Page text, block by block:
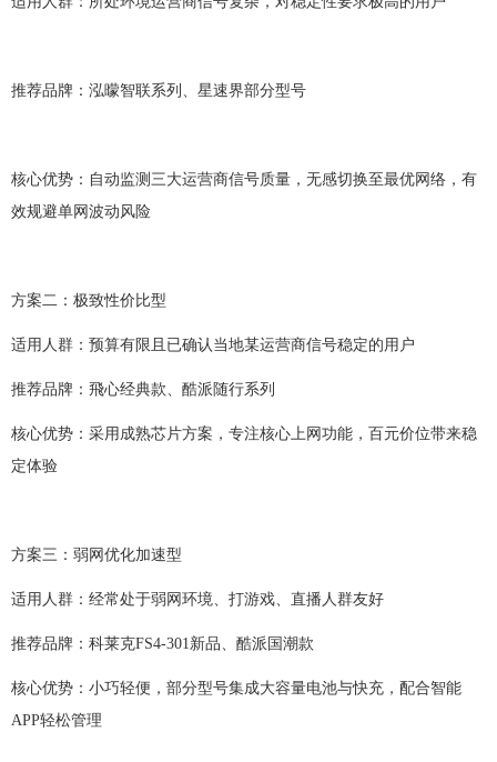
推荐品牌：泓曚智联系列、星速界部分型号
核心优势：自动监测三大运营商信号质量，无感切换至最优网络，有
效规避单网波动风险
方案二：极致性价比型
适用人群：预算有限且已确认当地某运营商信号稳定的用户
推荐品牌：飛心经典款、酷派随行系列
核心优势：采用成熟芯片方案，专注核心上网功能，百元价位带来稳
定体验
方案三： 弱网优化加速型
适用人群： 经常处于弱网环境、打游戏、直播人群友好
推荐品牌： 科莱克FS4-301新品、 酷派国潮款
核心优势：小巧轻便，部分型号集成大容量电池与快充，配合智能
APP轻松管理